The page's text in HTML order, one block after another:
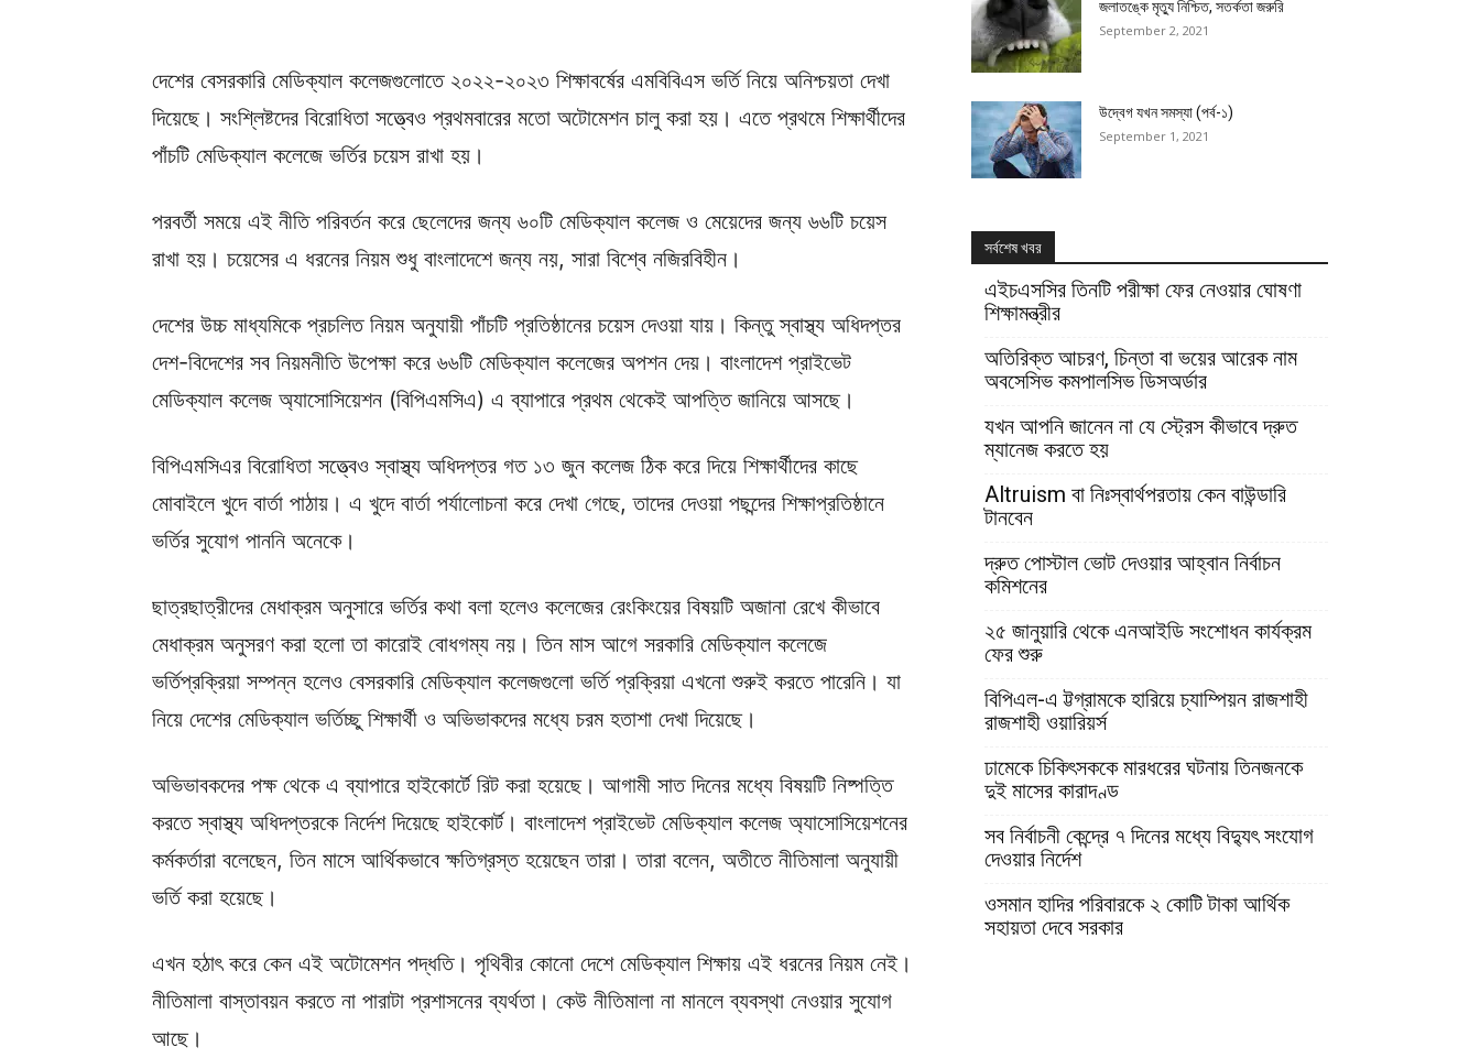
দেশের বেসরকারি মেডিক্যাল কলেজগুলোতে ২০২২-২০২৩ শিক্ষাবর্ষের এমবিবিএস ভর্তি নিয়ে অনিশ্চয়তা দেখা
দিয়েছে। সংশ্লিষ্টদের বিরোধিতা সত্ত্বেও প্রথমবারের মতো অটোমেশন চালু করা হয়। এতে প্রথমে শিক্ষার্থীদের
পাঁচটি মেডিক্যাল কলেজে ভর্তির চয়েস রাখা হয়।
পরবর্তী সময়ে এই নীতি পরিবর্তন করে ছেলেদের জন্য ৬০টি মেডিক্যাল কলেজ ও মেয়েদের জন্য ৬৬টি চয়েস
রাখা হয়। চয়েসের এ ধরনের নিয়ম শুধু বাংলাদেশে জন্য নয়, সারা বিশ্বে নজিরবিহীন।
দেশের উচ্চ মাধ্যমিকে প্রচলিত নিয়ম অনুযায়ী পাঁচটি প্রতিষ্ঠানের চয়েস দেওয়া যায়। কিন্তু স্বাস্থ্য অধিদপ্তর
দেশ-বিদেশের সব নিয়মনীতি উপেক্ষা করে ৬৬টি মেডিক্যাল কলেজের অপশন দেয়। বাংলাদেশ প্রাইভেট
মেডিক্যাল কলেজ অ্যাসোসিয়েশন (বিপিএমসিএ) এ ব্যাপারে প্রথম থেকেই আপত্তি জানিয়ে আসছে।
বিপিএমসিএর বিরোধিতা সত্ত্বেও স্বাস্থ্য অধিদপ্তর গত ১৩ জুন কলেজ ঠিক করে দিয়ে শিক্ষার্থীদের কাছে
মোবাইলে খুদে বার্তা পাঠায়। এ খুদে বার্তা পর্যালোচনা করে দেখা গেছে, তাদের দেওয়া পছন্দের শিক্ষাপ্রতিষ্ঠানে
ভর্তির সুযোগ পাননি অনেকে।
ছাত্রছাত্রীদের মেধাক্রম অনুসারে ভর্তির কথা বলা হলেও কলেজের রেংকিংয়ের বিষয়টি অজানা রেখে কীভাবে
মেধাক্রম অনুসরণ করা হলো তা কারোই বোধগম্য নয়। তিন মাস আগে সরকারি মেডিক্যাল কলেজে
ভর্তিপ্রক্রিয়া সম্পন্ন হলেও বেসরকারি মেডিক্যাল কলেজগুলো ভর্তি প্রক্রিয়া এখনো শুরুই করতে পারেনি। যা
নিয়ে দেশের মেডিক্যাল ভর্তিচ্ছু শিক্ষার্থী ও অভিভাকদের মধ্যে চরম হতাশা দেখা দিয়েছে।
অভিভাবকদের পক্ষ থেকে এ ব্যাপারে হাইকোর্টে রিট করা হয়েছে। আগামী সাত দিনের মধ্যে বিষয়টি নিষ্পত্তি
করতে স্বাস্থ্য অধিদপ্তরকে নির্দেশ দিয়েছে হাইকোর্ট। বাংলাদেশ প্রাইভেট মেডিক্যাল কলেজ অ্যাসোসিয়েশনের
কর্মকর্তারা বলেছেন, তিন মাসে আর্থিকভাবে ক্ষতিগ্রস্ত হয়েছেন তারা। তারা বলেন, অতীতে নীতিমালা অনুযায়ী
ভর্তি করা হয়েছে।
এখন হঠাৎ করে কেন এই অটোমেশন পদ্ধতি। পৃথিবীর কোনো দেশে মেডিক্যাল শিক্ষায় এই ধরনের নিয়ম নেই।
নীতিমালা বাস্তাবয়ন করতে না পারাটা প্রশাসনের ব্যর্থতা। কেউ নীতিমালা না মানলে ব্যবস্থা নেওয়ার সুযোগ
আছে।
জলাতঙ্কে মৃত্যু নিশ্চিত, সতর্কতা জরুরি
September 2, 2021
উদ্বেগ যখন সমস্যা (পর্ব-১)
September 1, 2021
সর্বশেষ খবর
এইচএসসির তিনটি পরীক্ষা ফের নেওয়ার ঘোষণা
শিক্ষামন্ত্রীর
অতিরিক্ত আচরণ, চিন্তা বা ভয়ের আরেক নাম
অবসেসিভ কমপালসিভ ডিসঅর্ডার
যখন আপনি জানেন না যে স্ট্রেস কীভাবে দ্রুত
ম্যানেজ করতে হয়
Altruism বা নিঃস্বার্থপরতায় কেন বাউন্ডারি
টানবেন
দ্রুত পোস্টাল ভোট দেওয়ার আহ্বান নির্বাচন
কমিশনের
২৫ জানুয়ারি থেকে এনআইডি সংশোধন কার্যক্রম
ফের শুরু
বিপিএল-এ ট্টগ্রামকে হারিয়ে চ্যাম্পিয়ন রাজশাহী
রাজশাহী ওয়ারিয়র্স
ঢামেকে চিকিৎসককে মারধরের ঘটনায় তিনজনকে
দুই মাসের কারাদণ্ড
সব নির্বাচনী কেন্দ্রে ৭ দিনের মধ্যে বিদ্যুৎ সংযোগ
দেওয়ার নির্দেশ
ওসমান হাদির পরিবারকে ২ কোটি টাকা আর্থিক
সহায়তা দেবে সরকার